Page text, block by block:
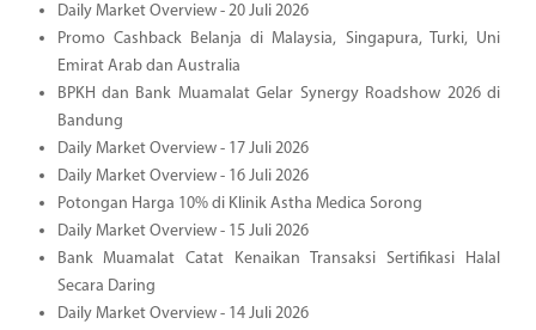
Daily Market Overview - 20 Juli 2026
Promo Cashback Belanja di Malaysia, Singapura, Turki, Uni
Emirat Arab dan Australia
BPKH dan Bank Muamalat Gelar Synergy Roadshow 2026 di
Bandung
Daily Market Overview - 17 Juli 2026
Daily Market Overview - 16 Juli 2026
Potongan Harga 10% di Klinik Astha Medica Sorong
Daily Market Overview - 15 Juli 2026
Bank Muamalat Catat Kenaikan Transaksi Sertifikasi Halal
Secara Daring
Daily Market Overview - 14 Juli 2026